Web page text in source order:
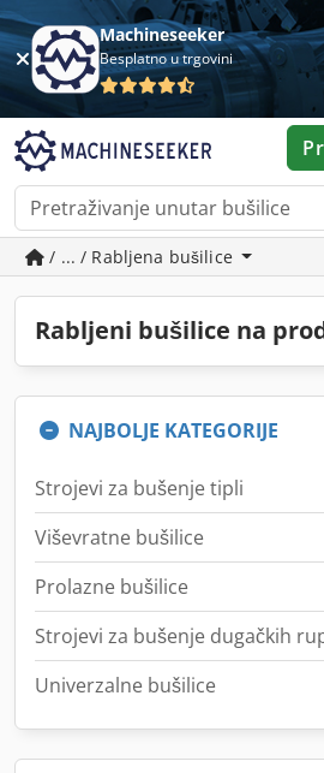
Machineseeker
Besplatno u trgovini
/ ... / Rabljena bušilice
Rabljeni bušilice na
NAJBOLJE KATEGORIJE
Strojevi za bušenje tipli
Viševratne bušilice
Prolazne bušilice
Strojevi za bušenje dugačkih
Univerzalne bušilice